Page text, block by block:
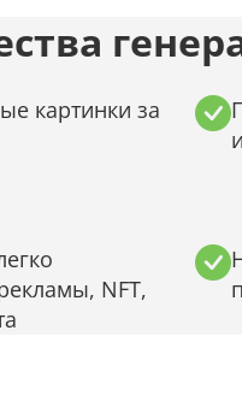
картинки за
NFT,